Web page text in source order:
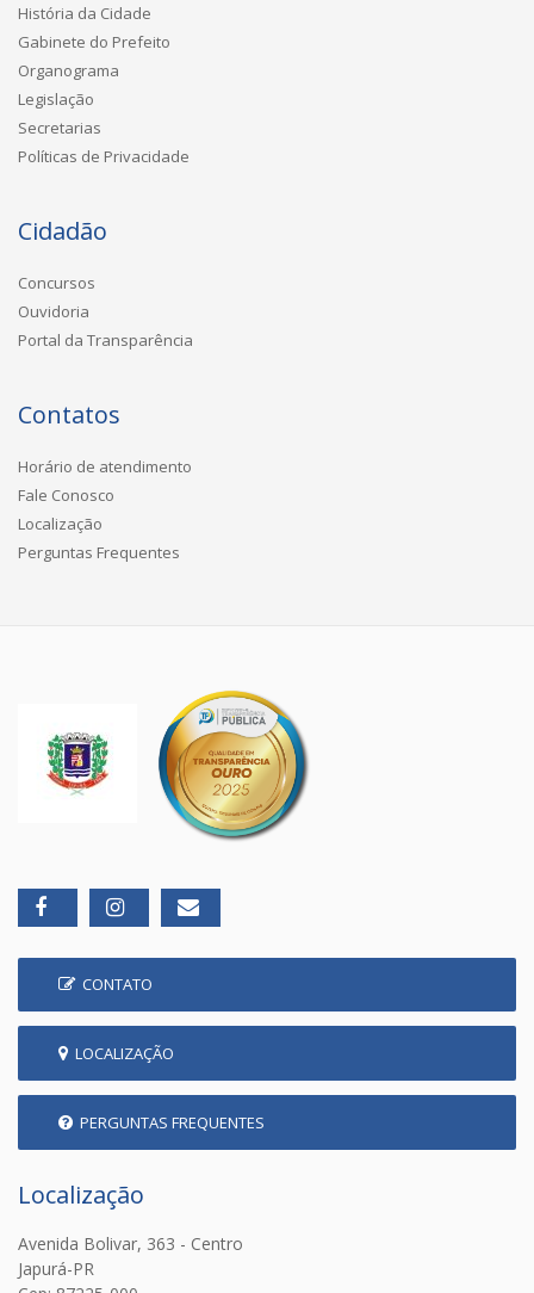
História da Cidade
Gabinete do Prefeito
Organograma
Legislação
Secretarias
Políticas de Privacidade
Cidadão
Concursos
Ouvidoria
Portal da Transparência
Contatos
Horário de atendimento
Fale Conosco
Localização
Perguntas Frequentes
CONTATO
LOCALIZAÇÃO
PERGUNTAS FREQUENTES
Localização
Avenida Bolivar, 363 - Centro
Japurá-PR